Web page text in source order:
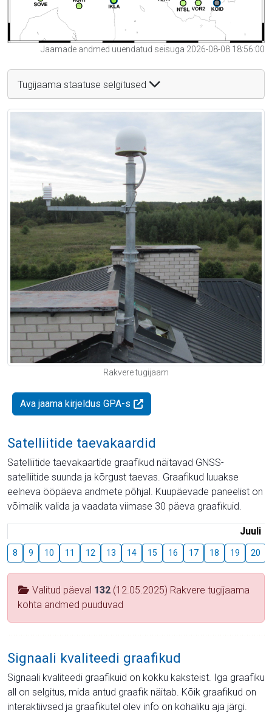
Jaamade andmed uuendatud seisuga 2026-08-08 18:56:00
Tugijaama staatuse selgitused
Rakvere tugijaam
Ava jaama kirjeldus GPA-s
Satelliitide taevakaardid
Satelliitide taevakaartide graafikud näitavad GNSS-
satelliitide suunda ja kõrgust taevas. Graafikud luuakse
eelneva ööpäeva andmete põhjal. Kuupäevade paneelist on
võimalik valida ja vaadata viimase 30 päeva graafikuid.
Juuli
8 9 10 11 12 13 14 15 16 17 18 19 20
Valitud päeval 132 (12.05.2025) Rakvere tugijaama
kohta andmed puuduvad
Signaali kvaliteedi graafikud
Signaali kvaliteedi graafikuid on kokku kaksteist. Iga graafiku
all on selgitus, mida antud graafik näitab. Kõik graafikud on
interaktiivsed ja graafikutel olev info on kohaliku aja järgi.